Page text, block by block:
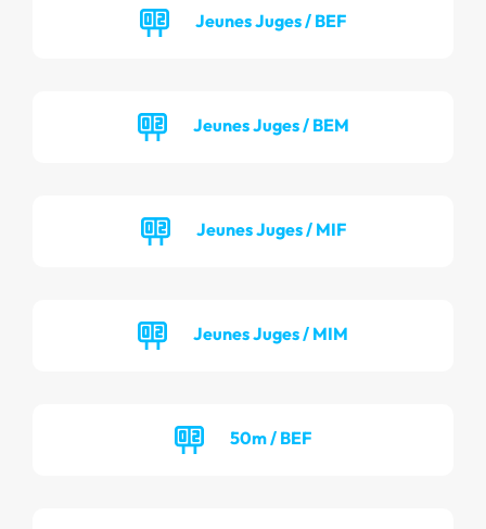
Jeunes Juges / BEF
Jeunes Juges / BEM
Jeunes Juges / MIF
Jeunes Juges / MIM
50m / BEF